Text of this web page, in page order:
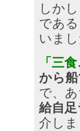
しか
であ
いまし
「三
から
で、
給自
介しま